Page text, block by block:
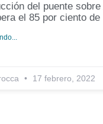
del puente
el 85 por ciento
17 febrero, 2022